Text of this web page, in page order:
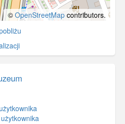
© OpenStreetMap contributors.